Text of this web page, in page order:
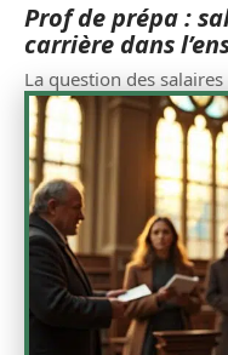
Prof de prépa :
carrière dans
La question des